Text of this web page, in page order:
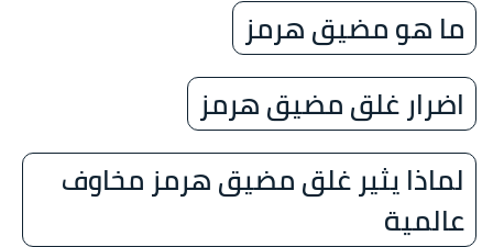
ما هو مضيق هرمز
اضرار غلق مضيق هرمز
لماذا يثير غلق مضيق هرمز مخاوف
عالمية